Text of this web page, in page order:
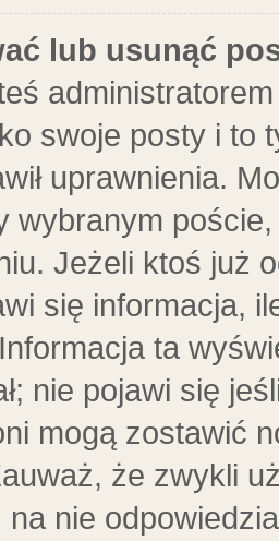
lub usunąć
swoje posty i to
uprawnienia.
wybranym
Jeżeli ktoś już
się informacja,
ta
nie pojawi się
mogą zostawić
że zwykli
nie